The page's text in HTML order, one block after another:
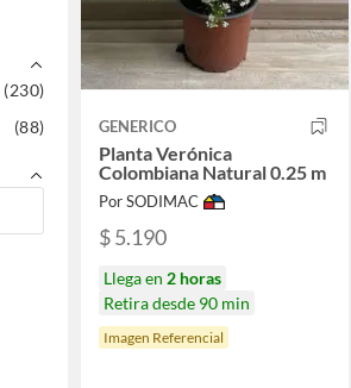
(230)
(88) GENERICO
Planta Verónica
Colombiana Natural 0.25 m
Por SODIMAC
$ 5.190
Llega en 2 horas
Retira desde 90 min
Imagen Referencial